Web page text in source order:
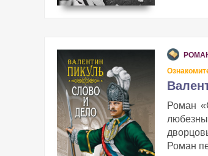
Роман
Роман